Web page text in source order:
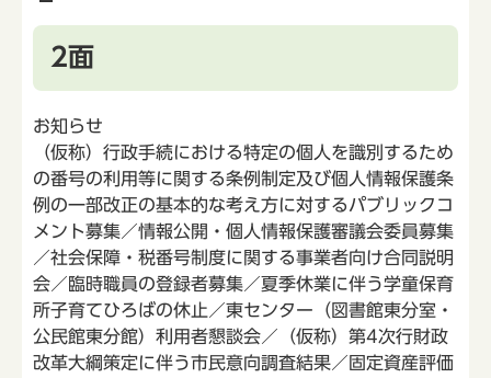
2面
お知らせ
（仮称）行政手続における特定の個人を識別するため
の番号の利用等に関する条例制定及び個人情報保護条
例の一部改正の基本的な考え方に対するパブリックコ
メント募集／情報公開・個人情報保護審議会委員募集
／社会保障・税番号制度に関する事業者向け合同説明
会／臨時職員の登録者募集／夏季休業に伴う学童保育
所子育てひろばの休止／東センター（図書館東分室・
公民館東分館）利用者懇談会／（仮称）第4次行財政
改革大綱策定に伴う市民意向調査結果／固定資産評価